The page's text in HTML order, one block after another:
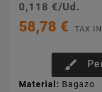
0,118 €/Ud.
58,78 € TAX
brush
Material: Bagazo